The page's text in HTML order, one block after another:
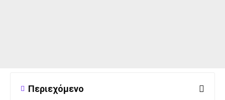
Περιεχόμενο